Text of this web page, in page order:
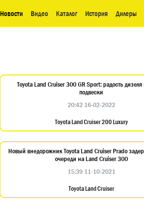
Новости Видео Каталог История Дилеры
Toyota Land Cruiser 300 GR Sport: радость дизеля
подвески
20:42 16-02-2022
Toyota Land Cruiser 200 Luxury
Новый внедорожник Toyota Land Cruiser Prado
очереди на Land Cruiser 300
15:39 11-10-2021
Toyota Land Cruiser